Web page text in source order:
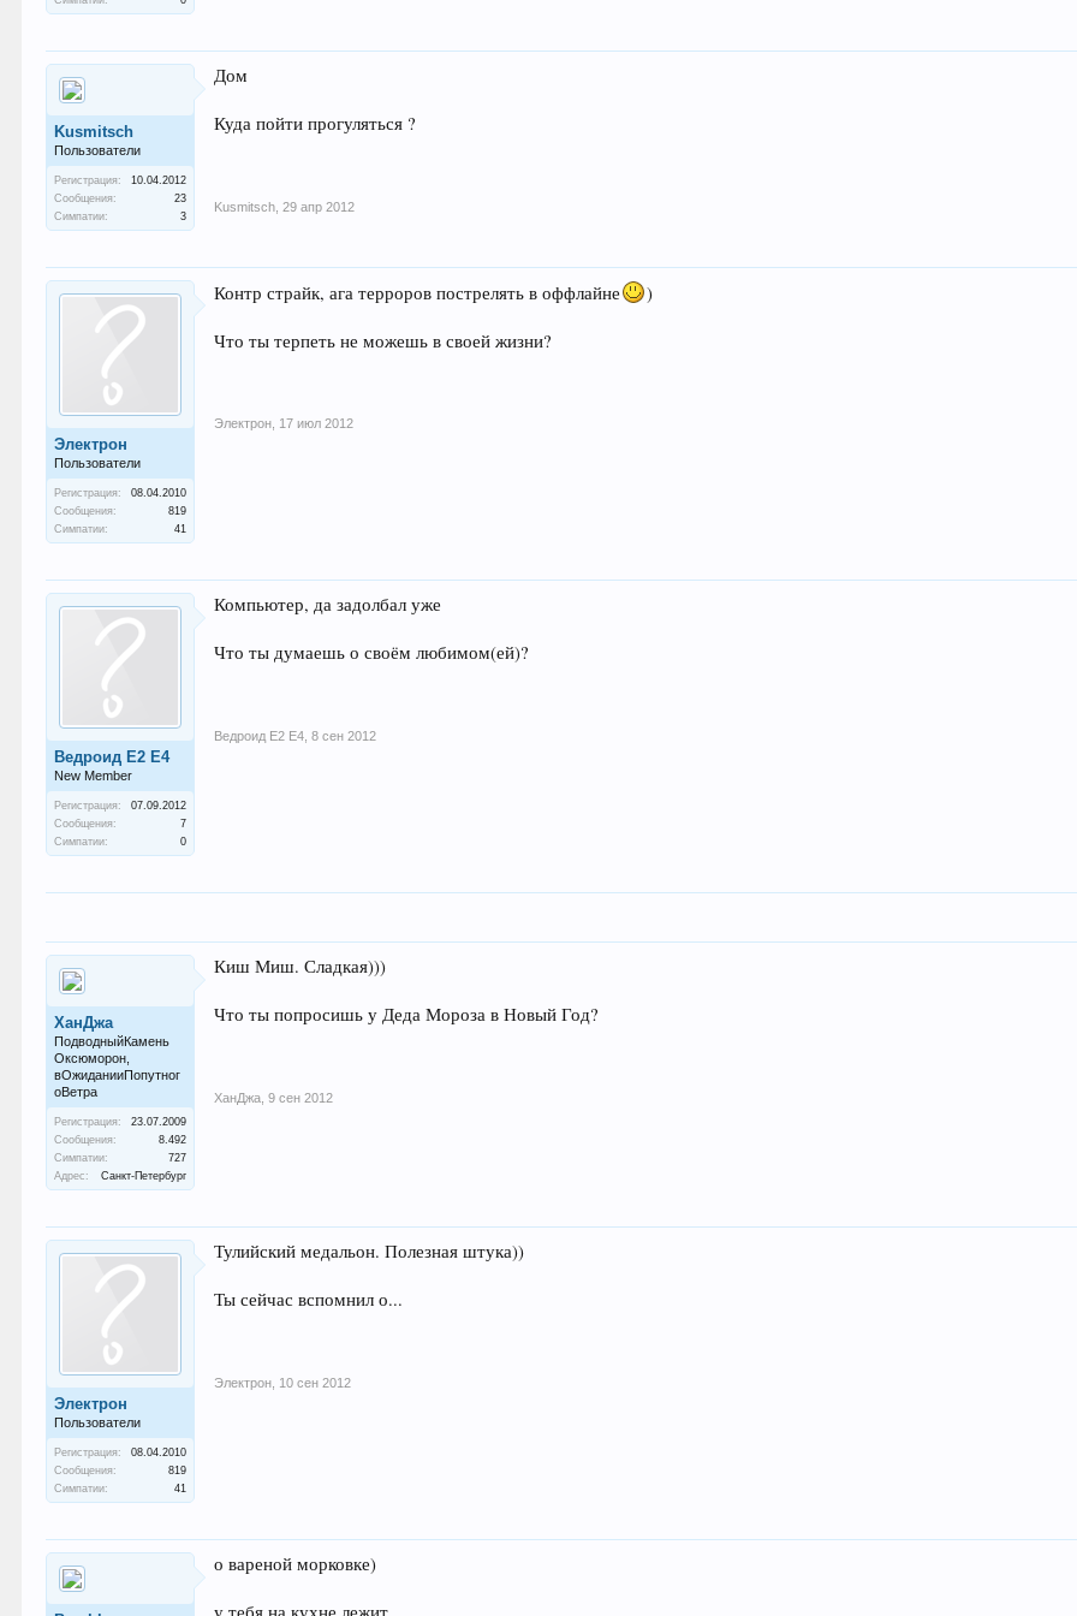
Kusmitsch
Пользователи
Регистрация:
10.04.2012
Сообщения:
23
Симпатии:
3
Дом
Куда пойти прогуляться ?
Kusmitsch 29 апр 2012
Электрон
Пользователи
Регистрация:
08.04.2010
Сообщения:
819
Симпатии:
41
Контр страйк, ага терроров пострелять в оффлайне )
Что ты терпеть не можешь в своей жизни?
Электрон 17 июл 2012
Ведроид Е2 Е4
New Member
Регистрация:
07.09.2012
Сообщения:
7
Симпатии:
0
Компьютер, да задолбал уже
Что ты думаешь о своём любимом(ей)?
Ведроид Е2 Е4 8 сен 2012
ХанДжа
ПодводныйКамень
Оксюморон,
вОжиданииПопутног
оВетра
Регистрация:
23.07.2009
Сообщения:
8.492
Симпатии:
727
Адрес:
Санкт-Петербург
Киш Миш. Сладкая)))
Что ты попросишь у Деда Мороза в Новый Год?
ХанДжа 9 сен 2012
Электрон
Пользователи
Регистрация:
08.04.2010
Сообщения:
819
Симпатии:
41
Тулийский медальон. Полезная штука))
Ты сейчас вспомнил о...
Электрон 10 сен 2012
о вареной морковке)